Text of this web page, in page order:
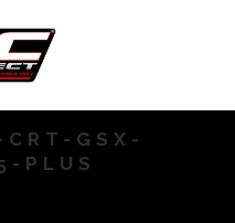
GSX-
PLUS